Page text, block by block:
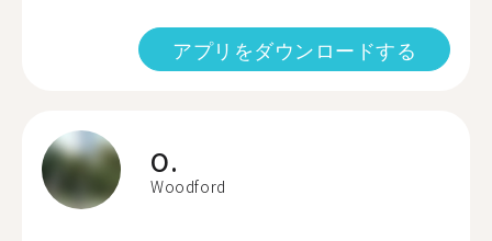
アプリをダウンロードする
O.
Woodford